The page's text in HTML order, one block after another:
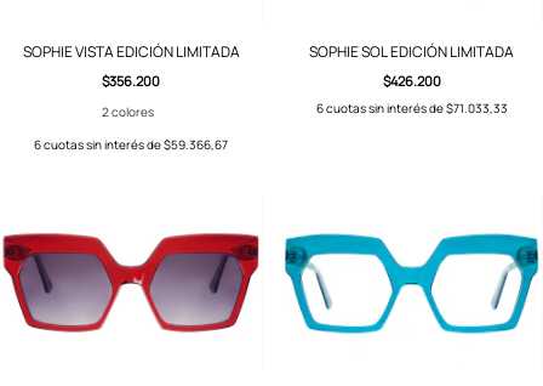
SOPHIE VISTA EDICIÓN LIMITADA
$356.200
2 colores
6cuotas sin interés de$59.366,67
SOPHIE SOL EDICIÓN LIMITADA
$426.200
6cuotas sin interés de$71.033,33